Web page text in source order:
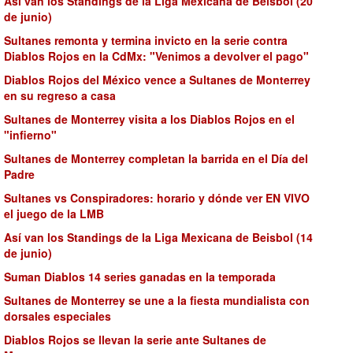
de junio)
Sultanes remonta y termina invicto en la serie contra
Diablos Rojos en la CdMx: "Venimos a devolver el pago"
Diablos Rojos del México vence a Sultanes de Monterrey
en su regreso a casa
Sultanes de Monterrey visita a los Diablos Rojos en el
"infierno"
Sultanes de Monterrey completan la barrida en el Día del
Padre
Sultanes vs Conspiradores: horario y dónde ver EN VIVO
el juego de la LMB
Así van los Standings de la Liga Mexicana de Beisbol (14
de junio)
Suman Diablos 14 series ganadas en la temporada
Sultanes de Monterrey se une a la fiesta mundialista con
dorsales especiales
Diablos Rojos se llevan la serie ante Sultanes de